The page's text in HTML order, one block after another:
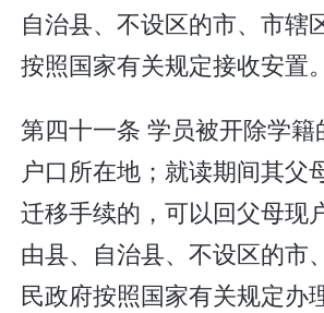
自治县、不设区的市、市辖
按照国家有关规定接收安置。
第四十一条 学员被开除学籍
户口所在地；就读期间其父
迁移手续的，可以回父母现
由县、自治县、不设区的市
民政府按照国家有关规定办理